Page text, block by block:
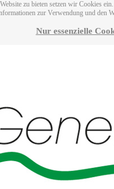
zu bieten setzen wir Cookies
zur Verwendung und den
Nur essenzielle